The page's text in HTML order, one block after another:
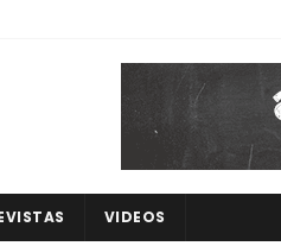
VIDEOS